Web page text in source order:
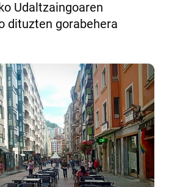
Udaltzaingoaren
dituzten gorabehera